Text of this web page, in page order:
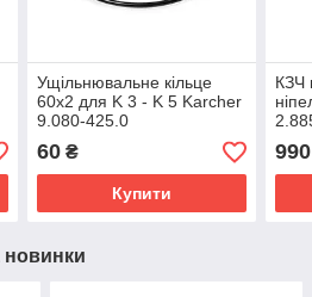
Ущільнювальне кільце
60x2 для K 3 - K 5 Karcher
9.080-425.0
60₴
Купити
КЗЧ
990
новинки